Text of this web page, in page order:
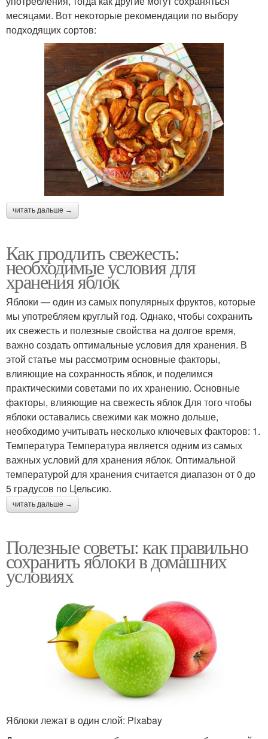
месяцами. Вот некоторые рекомендации по выбору
подходящих сортов:
читать дальше →
Как продлить свежесть:
необходимые условия для
хранения яблок
Яблоки — один из самых популярных фруктов, которые
мы употребляем круглый год. Однако, чтобы сохранить
их свежесть и полезные свойства на долгое время,
важно создать оптимальные условия для хранения. В
этой статье мы рассмотрим основные факторы,
влияющие на сохранность яблок, и поделимся
практическими советами по их хранению. Основные
факторы, влияющие на свежесть яблок Для того чтобы
яблоки оставались свежими как можно дольше,
необходимо учитывать несколько ключевых факторов: 1.
Температура Температура является одним из самых
важных условий для хранения яблок. Оптимальной
температурой для хранения считается диапазон от 0 до
5 градусов по Цельсию.
читать дальше →
Полезные советы: как правильно
сохранить яблоки в домашних
условиях
Яблоки лежат в один слой: Pixabay